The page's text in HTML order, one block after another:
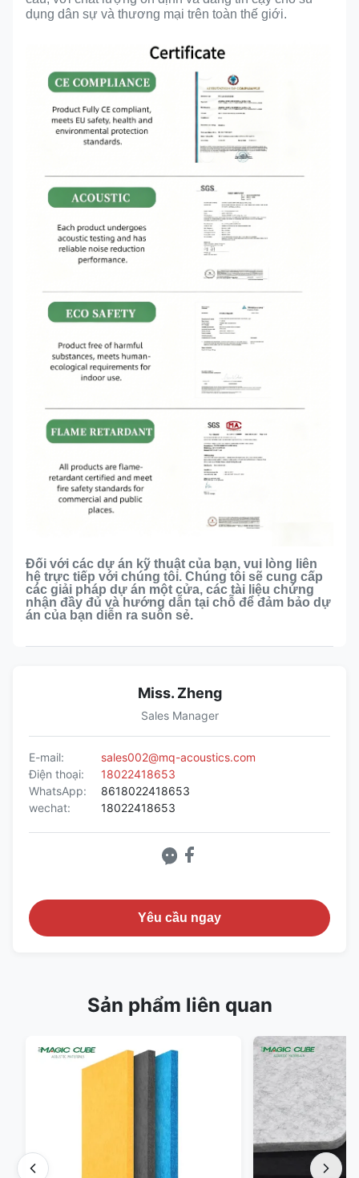
dụng dân sự và thương mại trên toàn thế giới.
Đối với các dự án kỹ thuật của bạn, vui lòng liên
hệ trực tiếp với chúng tôi. Chúng tôi sẽ cung cấp
các giải pháp dự án một cửa, các tài liệu chứng
nhận đầy đủ và hướng dẫn tại chỗ để đảm bảo dự
án của bạn diễn ra suôn sẻ.
Miss. Zheng
Sales Manager
E-mail:
sales002@mq-acoustics.com
Điện thoại:
18022418653
WhatsApp:
8618022418653
wechat:
18022418653
Yêu cầu ngay
Sản phẩm liên quan